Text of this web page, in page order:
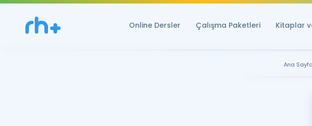
Online Dersler Çalışma Paketleri Kitaplar
Ana Sayfa